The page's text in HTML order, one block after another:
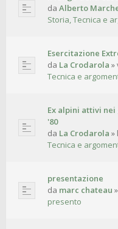
da Alberto
Storia, Tecnica e
Esercitazione
da La Crodarola »
Tecnica e
Ex alpini attivi
'80
da La Crodarola »
Tecnica e
presentazione
da marc chateau »
presento